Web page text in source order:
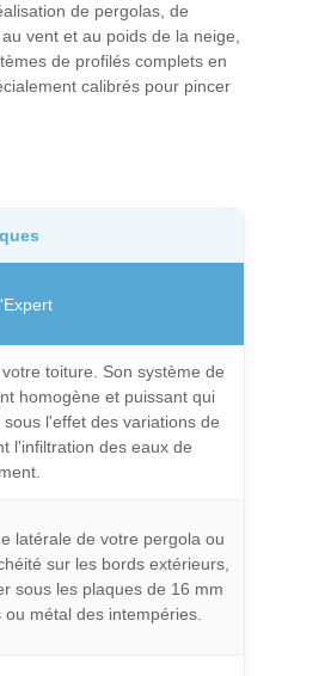
de pergolas, de
vent et au poids de la neige,
de profilés complets en
calibrés pour pincer
toiture. Son système de
homogène et puissant qui
l'effet des variations de
l'infiltration des eaux de
latérale de votre pergola ou
sur les bords extérieurs,
sous les plaques de 16 mm
métal des intempéries.